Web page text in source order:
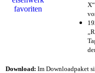
Download: Im Downloadpaket